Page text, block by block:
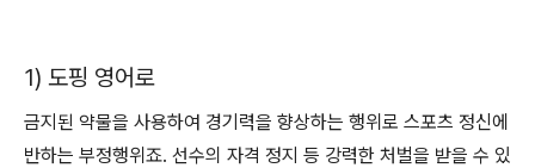
1) 도핑 영어로
금지된 약물을 사용하여 경기력을 향상하는 행위로 스포츠 정신에
반하는 부정행위죠. 선수의 자격 정지 등 강력한 처벌을 받을 수 있